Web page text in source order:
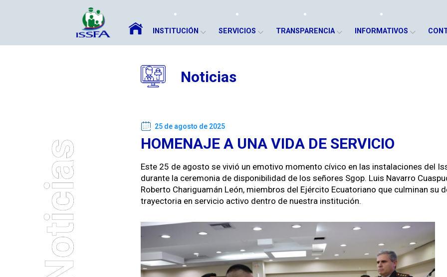
INSTITUCIÓN SERVICIOS TRANSPARENCIA INFORMATIVOS
Noticias
25 de agosto de 2025
HOMENAJE A UNA VIDA DE SERVICIO
Este 25 de agos­to se vivió un emo­ti­vo momen­to cívi­co en las insta­la­ciones del
durante la cer­e­mo­nia de disponi­bil­i­dad de los señores Sgop. Luis Navar­ro
Rober­to Chariguamán León, miem­bros del Ejérci­to Ecu­a­to­ri­ano que cul­mi­nan su
trayec­to­ria en ser­vi­cio acti­vo den­tro de nues­tra insti­tu­ción.